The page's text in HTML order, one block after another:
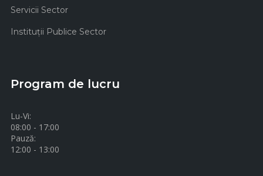
Servicii Sector
Instituţii Publice Sector
Program de lucru
Lu-Vi:
08:00 - 17:00
Pauză:
12:00 - 13:00